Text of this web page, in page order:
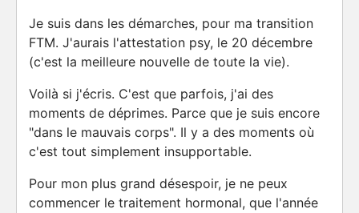
Je suis dans les démarches, pour ma transition
FTM. J'aurais l'attestation psy, le 20 décembre
(c'est la meilleure nouvelle de toute la vie).
Voilà si j'écris. C'est que parfois, j'ai des
moments de déprimes. Parce que je suis encore
"dans le mauvais corps". Il y a des moments où
c'est tout simplement insupportable.
Pour mon plus grand désespoir, je ne peux
commencer le traitement hormonal, que l'année